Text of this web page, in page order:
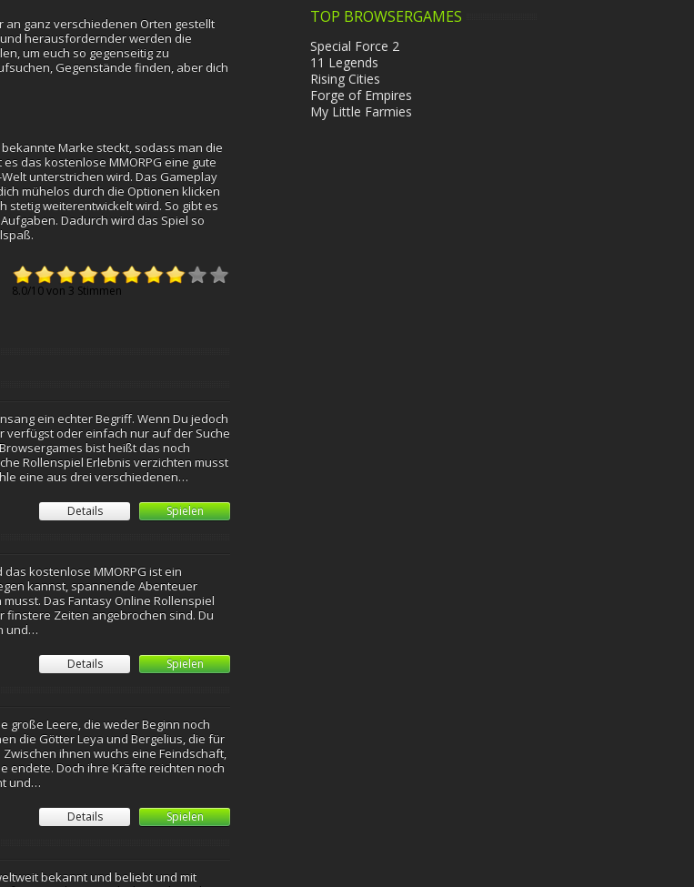
an ganz verschiedenen Orten gestellt
herausfordernder werden die
um euch so gegenseitig zu
Gegenstände finden, aber dich
Marke steckt, sodass man die
das kostenlose MMORPG eine gute
unterstrichen wird. Das Gameplay
mühelos durch die Optionen klicken
stetig weiterentwickelt wird. So gibt es
Dadurch wird das Spiel so
8.0/10von 3 Stimmen
ein echter Begriff. Wenn Du jedoch
oder einfach nur auf der Suche
bist heißt das noch
Rollenspiel Erlebnis verzichten musst
eine aus drei verschiedenen…
Spielen
Details
kostenlose MMORPG ist ein
kannst, spannende Abenteuer
Das Fantasy Online Rollenspiel
finstere Zeiten angebrochen sind. Du
und…
Spielen
Details
große Leere, die weder Beginn noch
die Götter Leya und Bergelius, die für
ihnen wuchs eine Feindschaft,
endete. Doch ihre Kräfte reichten noch
und…
Spielen
Details
bekannt und beliebt und mit
TOP BROWSERGAMES
Special Force 2
11 Legends
Rising Cities
Forge of Empires
My Little Farmies